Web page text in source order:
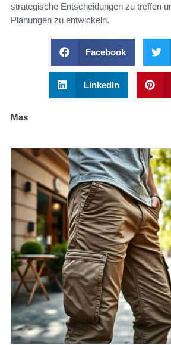
strategische Entscheidungen zu treffen
Planungen zu entwickeln.
Facebook
LinkedIn
Mas